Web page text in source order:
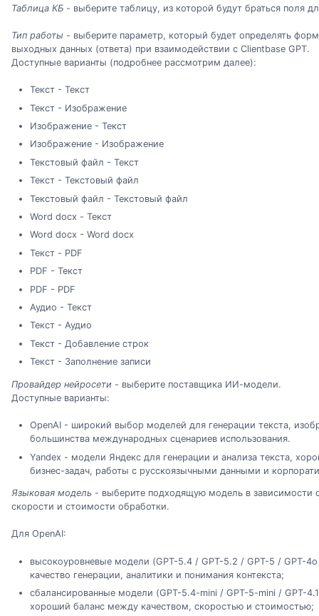
Таблица КБ - выберите таблицу, из которой будут браться поля
Тип работы - выберите параметр, который будет определять
выходных данных (ответа) при взаимодействии с Clientbase GPT.
Доступные варианты (подробнее рассмотрим далее):
Текст - Текст
Текст - Изображение
Изображение - Текст
Изображение - Изображение
Текстовый файл - Текст
Текст - Текстовый файл
Текстовый файл - Текстовый файл
Word docx - Текст
Word docx - Word docx
Текст - PDF
PDF - Текст
PDF - PDF
Аудио - Текст
Текст - Аудио
Текст - Добавление строк
Текст - Заполнение записи
Провайдер нейросети - выберите поставщика ИИ-модели.
Доступные варианты:
OpenAI - широкий выбор моделей для генерации текста,
большинства международных сценариев использования.
Yandex - модели Яндекс для генерации и анализа текста,
бизнес-задач, работы с русскоязычными данными и
Языковая модель - выберите подходящую модель в зависимости
скорости и стоимости обработки.
Для OpenAI:
высокоуровневые модели (GPT-5.4 / GPT-5.2 / GPT-5 / GPT-
качество генерации, аналитики и понимания контекста;
сбалансированные модели (GPT-5.4-mini / GPT-5-mini / GPT-
хороший баланс между качеством, скоростью и стоимостью;